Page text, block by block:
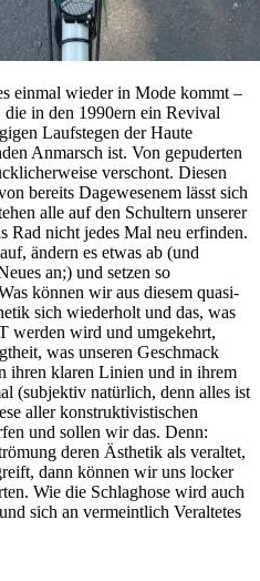
einmal wieder in Mode kommt –
die in den 1990ern ein Revival
Laufstegen der Haute
Anmarsch ist. Von gepuderten
verschont. Diesen
bereits Dagewesenem lässt sich
alle auf den Schultern unserer
Rad nicht jedes Mal neu erfinden.
ändern es etwas ab (und
an;) und setzen so
können wir aus diesem quasi-
sich wiederholt und das, was
werden wird und umgekehrt,
was unseren Geschmack
ihren klaren Linien und in ihrem
(subjektiv natürlich, denn alles ist
aller konstruktivistischen
und sollen wir das. Denn:
deren Ästhetik als veraltet,
dann können wir uns locker
Wie die Schlaghose wird auch
sich an vermeintlich Veraltetes